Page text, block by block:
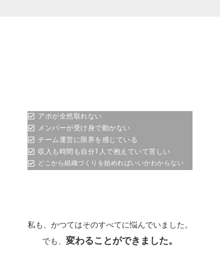
アポが全然取れない
メンバーが受け身で動かない
チーム運営に限界を感じている
収入も時間も自分1人で抱えていて苦しい
どこから組織づくりを始めればいいかわからない
私も、かつてはそのすべてに悩んでいました。
でも、 変わることができました。